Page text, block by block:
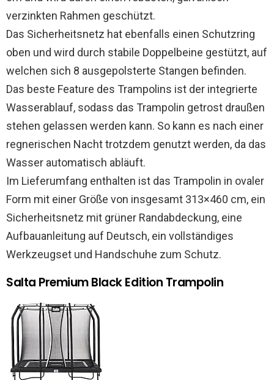
verzinkten Rahmen geschützt.
Das Sicherheitsnetz hat ebenfalls einen Schutzring
oben und wird durch stabile Doppelbeine gestützt, auf
welchen sich 8 ausgepolsterte Stangen befinden.
Das beste Feature des Trampolins ist der integrierte
Wasserablauf, sodass das Trampolin getrost draußen
stehen gelassen werden kann. So kann es nach einer
regnerischen Nacht trotzdem genutzt werden, da das
Wasser automatisch abläuft.
Im Lieferumfang enthalten ist das Trampolin in ovaler
Form mit einer Größe von insgesamt 313×460 cm, ein
Sicherheitsnetz mit grüner Randabdeckung, eine
Aufbauanleitung auf Deutsch, ein vollständiges
Werkzeugset und Handschuhe zum Schutz.
Salta Premium Black Edition Trampolin